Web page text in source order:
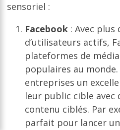
sensoriel :
Facebook: Avec plus
d’utilisateurs actifs,
plateformes de
populaires au
entreprises un
leur public cible avec
contenu ciblés. Par
parfait pour lancer